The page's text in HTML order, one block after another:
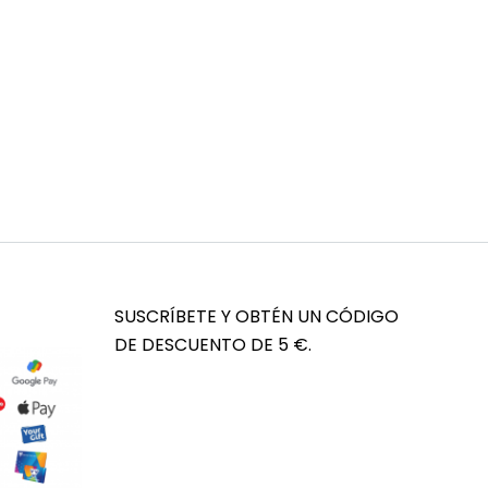
SUSCRÍBETE Y OBTÉN UN CÓDIGO
DE DESCUENTO DE 5 €.